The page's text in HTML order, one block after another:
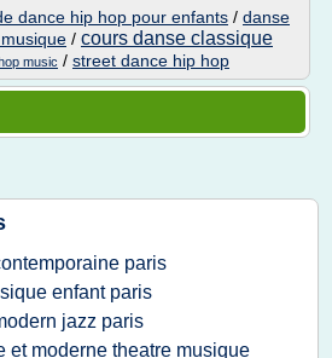
dance hip hop pour enfants / danse
/ cours danse classique
music / street dance hip hop
paris
enfant paris
jazz paris
et moderne theatre musique